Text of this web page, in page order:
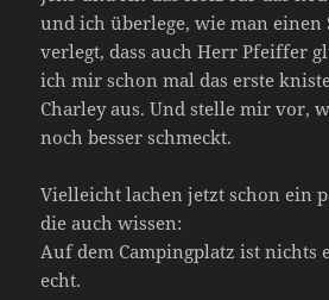
und ich überlege, wie man einen
verlegt, dass auch Herr Pfeiffer
ich mir schon mal das erste
Charley aus. Und stelle mir vor,
noch besser schmeckt.
Vielleicht lachen jetzt schon ein
die auch wissen:
Auf dem Campingplatz ist nichts
echt.